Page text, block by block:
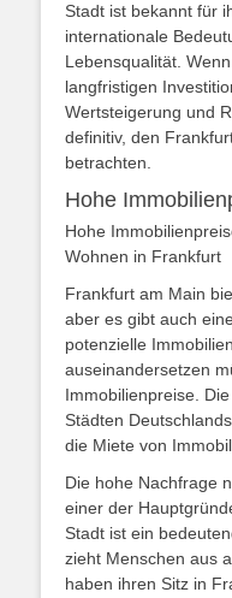
Stadt ist bekannt für
internationale
Lebensqualität.
langfristigen
Wertsteigerung und
definitiv, den
betrachten.
Hohe
Hohe
Wohnen in Frankfurt
Frankfurt am Main
aber es gibt auch
potenzielle
auseinandersetzen
Immobilienpreise.
Städten
die Miete von
Die hohe Nachfrage
einer der
Stadt ist ein
zieht Menschen aus
haben ihren Sitz in